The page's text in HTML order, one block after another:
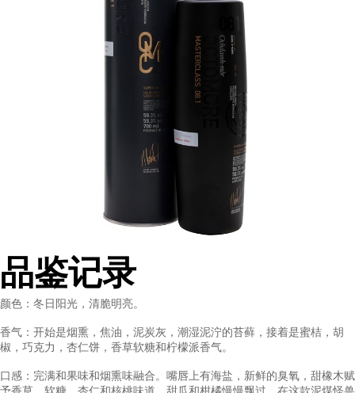
在短短几年中，泥煤怪兽系列以其特有个性，复杂丰富的口感获
誉。这款结合史上重煤泥味大麦与布赫拉迪酒厂中经典长颈蒸馏
的个性酒液，为鉴赏家与行业人士所梦寐以求。